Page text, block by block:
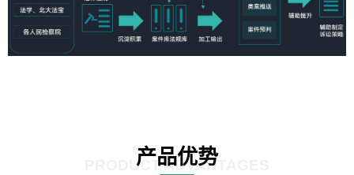
产品优势
PRODUCT ADVANTAGES